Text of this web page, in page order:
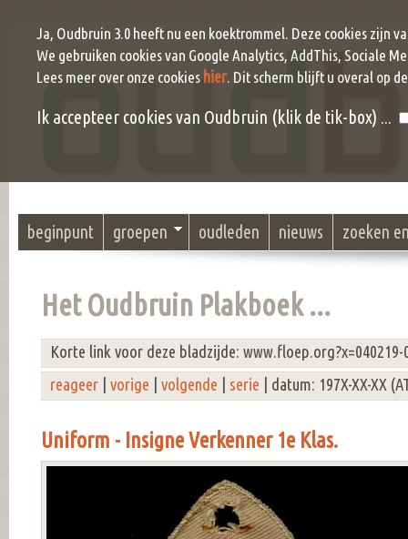
beginpunt groepen oudleden nieuws zoeken
Het Oudbruin Plakboek ...
Korte link voor deze bladzijde: www.floep.org?x=040219-
reageer
vorige volgende serie | datum: 197X-XX-XX
Uniform - Insigne Verkenner 1e Klas.
Ja, Oudbruin 3.0 heeft nu een koektrommel. Deze cookies zijn
We gebruiken cookies van Google Analytics, AddThis, Sociale
Lees meer over onze cookies hier. Dit scherm blijft u overal op
Ik accepteer cookies van Oudbruin (klik de tik-box) ...